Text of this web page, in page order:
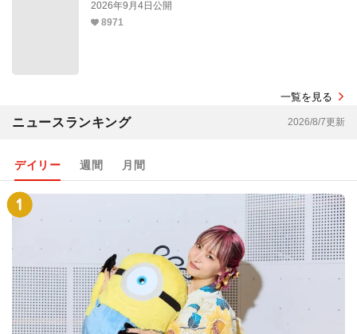
2026年9月4日公開
8971
一覧を見る
ニュースランキング 2026/8/7更新
デイリー 週間 月間